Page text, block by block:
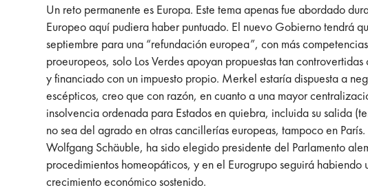
Un reto permanente es Europa. Este tema apenas fue abordado
Europeo aquí pudiera haber puntuado. El nuevo Gobierno tendrá
septiembre para una “refundación europea”, con más
proeuropeos, solo Los Verdes apoyan propuestas tan
y financiado con un impuesto propio. Merkel estaría dispuesta a
escépticos, creo que con razón, en cuanto a una mayor
insolvencia ordenada para Estados en quiebra, incluida su salida
no sea del agrado en otras cancillerías europeas, tampoco en
Wolfgang Schäuble, ha sido elegido presidente del Parlamento
procedimientos homeopáticos, y en el Eurogrupo seguirá
crecimiento económico sostenido.